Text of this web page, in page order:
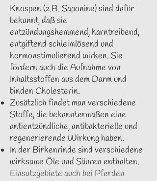
Knospen (z.B. Saponine) sind dafür
bekannt, daß sie
entzündungshemmend, harntreibend,
entgiftend schleimlösend und
hormonstimulierend wirken. Sie
fördern auch die Aufnahme von
Inhaltsstoffen aus dem Darm und
binden Cholesterin.
Zusätzlich findet man verschiedene
Stoffe, die bekanntermaßen eine
antientzündliche, antibakterielle und
regenerierende Wirkung haben.
In der Birkenrinde sind verschiedene
wirksame Öle und Säuren enthalten.
Einsatzgebiete auch bei Pferden